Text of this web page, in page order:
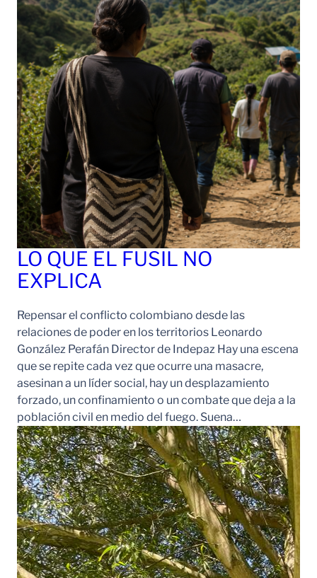
LO QUE EL FUSIL NO
EXPLICA
Repensar el conflicto colombiano desde las
relaciones de poder en los territorios Leonardo
González Perafán Director de Indepaz Hay una escena
que se repite cada vez que ocurre una masacre,
asesinan a un líder social, hay un desplazamiento
forzado, un confinamiento o un combate que deja a la
población civil en medio del fuego. Suena…